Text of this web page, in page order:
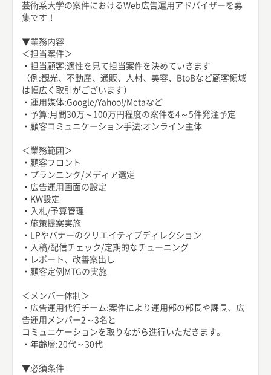
芸術系大学の案件におけるWeb広告運用アドバイザーを募
集です！
▼業務内容
＜担当案件＞
・担当顧客:適性を見て担当案件を決めていきます
（例:観光、不動産、通販、人材、美容、BtoBなど顧客領域
は幅広く取引がございます）
・運用媒体:Google/Yahoo!/Metaなど
・予算:月間30万～100万円程度の案件を4～5件発注予定
・顧客コミュニケーション手法:オンライン主体
＜業務範囲＞
・顧客フロント
・プランニング/メディア選定
・広告運用画面の設定
・KW設定
・入札/予算管理
・施策提案実施
・LPやバナーのクリエイティブディレクション
・入稿/配信チェック/定期的なチューニング
・レポート、改善案出し
・顧客定例MTGの実施
＜メンバー体制＞
・広告運用代行チーム:案件により運用部の部⾧や課⾧、広
告運用メンバー2～3名と
コミュニケーションを取りながら進行いただきます。
・年齢層:20代～30代
▼必須条件